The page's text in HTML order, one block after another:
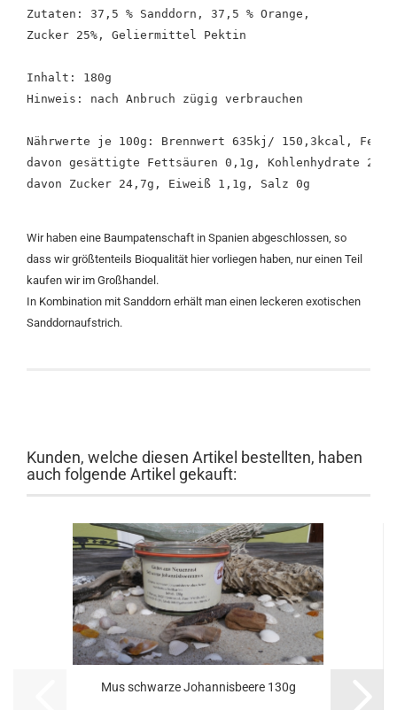
Zutaten: 37,5 % Sanddorn, 37,5 % Orange,
Zucker 25%, Geliermittel Pektin
Inhalt: 180g
Hinweis: nach Anbruch zügig verbrauchen
Nährwerte je 100g: Brennwert 635kj/ 150,3kcal, Fett
davon gesättigte Fettsäuren 0,1g, Kohlenhydrate
davon Zucker 24,7g, Eiweiß 1,1g, Salz 0g
Wir haben eine Baumpatenschaft in Spanien abgeschlossen, so
dass wir größtenteils Bioqualität hier vorliegen haben, nur einen Teil
kaufen wir im Großhandel.
In Kombination mit Sanddorn erhält man einen leckeren exotischen
Sanddornaufstrich.
Kunden, welche diesen Artikel bestellten, haben
auch folgende Artikel gekauft:
Mus schwarze Johannisbeere 130g